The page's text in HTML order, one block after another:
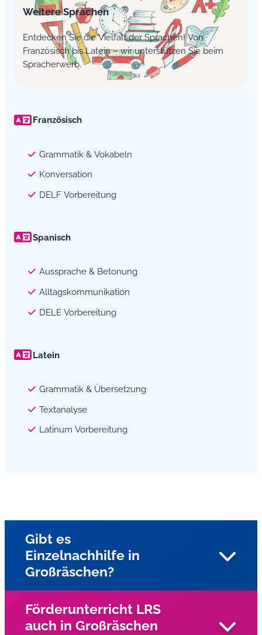
Weitere Sprachen
Entdecken Sie die Vielfalt der Sprachen! Von
Französisch bis Latein – wir unterstützen Sie beim
Spracherwerb.
Französisch
Grammatik & Vokabeln
Konversation
DELF Vorbereitung
Spanisch
Aussprache & Betonung
Alltagskommunikation
DELE Vorbereitung
Latein
Grammatik & Übersetzung
Textanalyse
Latinum Vorbereitung
Gibt es
Einzelnachhilfe in
Großräschen?
Ja, unsere Nachhilfe wird als Einzelunterricht für alle
Förderunterricht LRS
auch in Großräschen